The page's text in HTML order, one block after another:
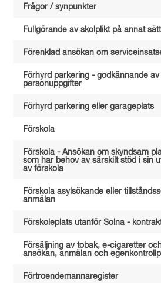
Frågor / synpunkter
Fullgörande av skolplikt på annat
Förenklad ansökan om
Förhyrd parkering - godkännande
personuppgifter
Förhyrd parkering eller garageplats
Förskola
Förskola - Ansökan om skyndsam
som har behov av särskilt stöd i sin
av förskola
Förskola asylsökande eller
anmälan
Förskoleplats utanför Solna -
Försäljning av tobak, e-cigaretter
ansökan, anmälan och
Förtroendemannaregister